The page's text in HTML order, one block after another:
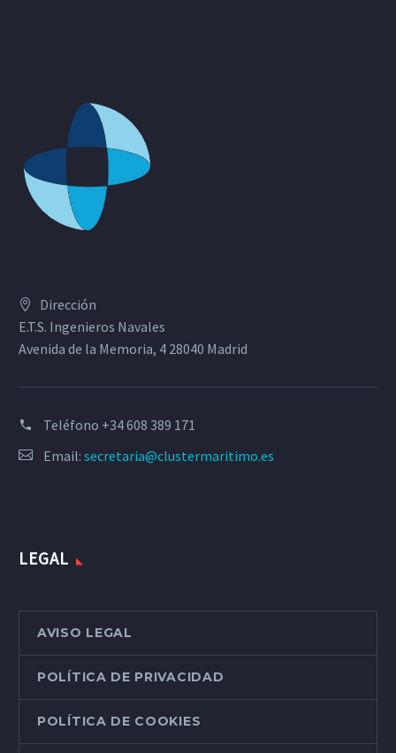
Dirección
E.T.S. Ingenieros Navales
Avenida de la Memoria, 4 28040 Madrid
Teléfono +34 608 389 171
Email: secretaria@clustermaritimo.es
LEGAL
AVISO LEGAL
POLÍTICA DE PRIVACIDAD
POLÍTICA DE COOKIES